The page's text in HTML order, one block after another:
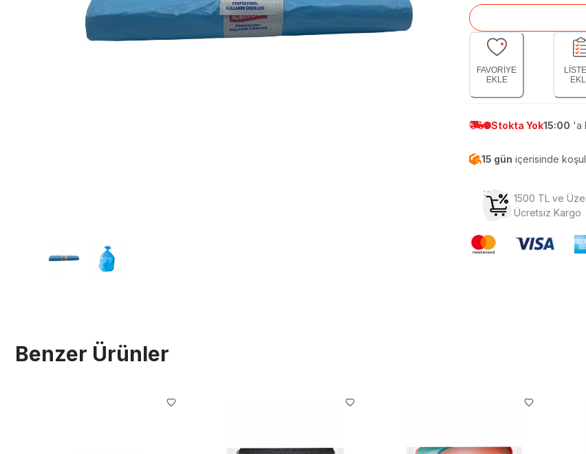
FAVORİYE
EKLE
Stokta Yok15:00 'a
15 gün içerisinde
1500 TL ve
Ücretsiz Kargo
Benzer Ürünler